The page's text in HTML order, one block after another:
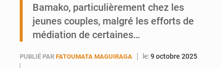
AfroBasket U18 : Le Mali défend sa double couronne à Abidjan
Bamako, particulièrement chez les
jeunes couples, malgré les efforts de
médiation de certaines…
PUBLIÉ PAR FATOUMATA MAGUIRAGA le:9 octobre 2025